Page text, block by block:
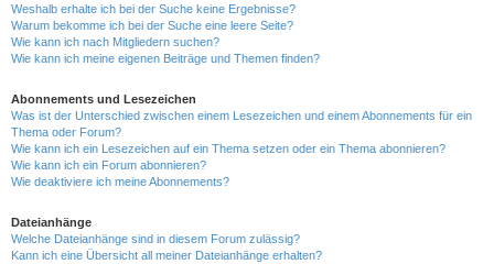
Weshalb erhalte ich bei der Suche keine Ergebnisse?
Warum bekomme ich bei der Suche eine leere Seite?
Wie kann ich nach Mitgliedern suchen?
Wie kann ich meine eigenen Beiträge und Themen finden?
Abonnements und Lesezeichen
Was ist der Unterschied zwischen einem Lesezeichen und einem Abonnements für ein
Thema oder Forum?
Wie kann ich ein Lesezeichen auf ein Thema setzen oder ein Thema abonnieren?
Wie kann ich ein Forum abonnieren?
Wie deaktiviere ich meine Abonnements?
Dateianhänge
Welche Dateianhänge sind in diesem Forum zulässig?
Kann ich eine Übersicht all meiner Dateianhänge erhalten?